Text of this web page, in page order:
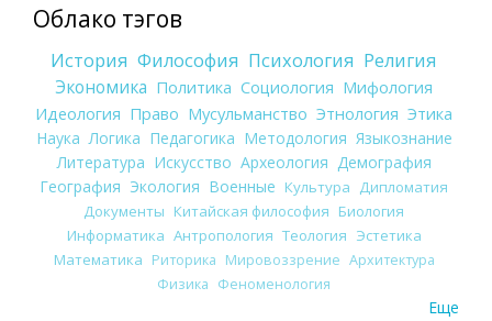
Облако тэгов
История Философия Психология Религия
Экономика Политика Социология Мифология
Идеология Право Мусульманство Этнология Этика
Наука Логика Педагогика Методология Языкознание
Литература Искусство Археология Демография
География Экология Военные Культура
Дипломатия
Документы Китайская философия Биология
Информатика Антропология Теология Эстетика
Математика Риторика Мировоззрение Архитектура
Физика Феноменология
Еще